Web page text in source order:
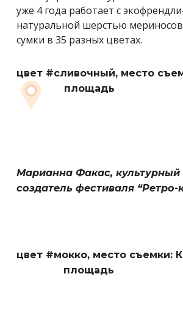
уже 4 года работает с
натуральной шерстью мериносов
сумки в 35 разных цветах.
цвет #сливочный, место
площадь
Марианна Факас,
создатель фестиваля “Ретро-
цвет #мокко, место съемки:
площадь